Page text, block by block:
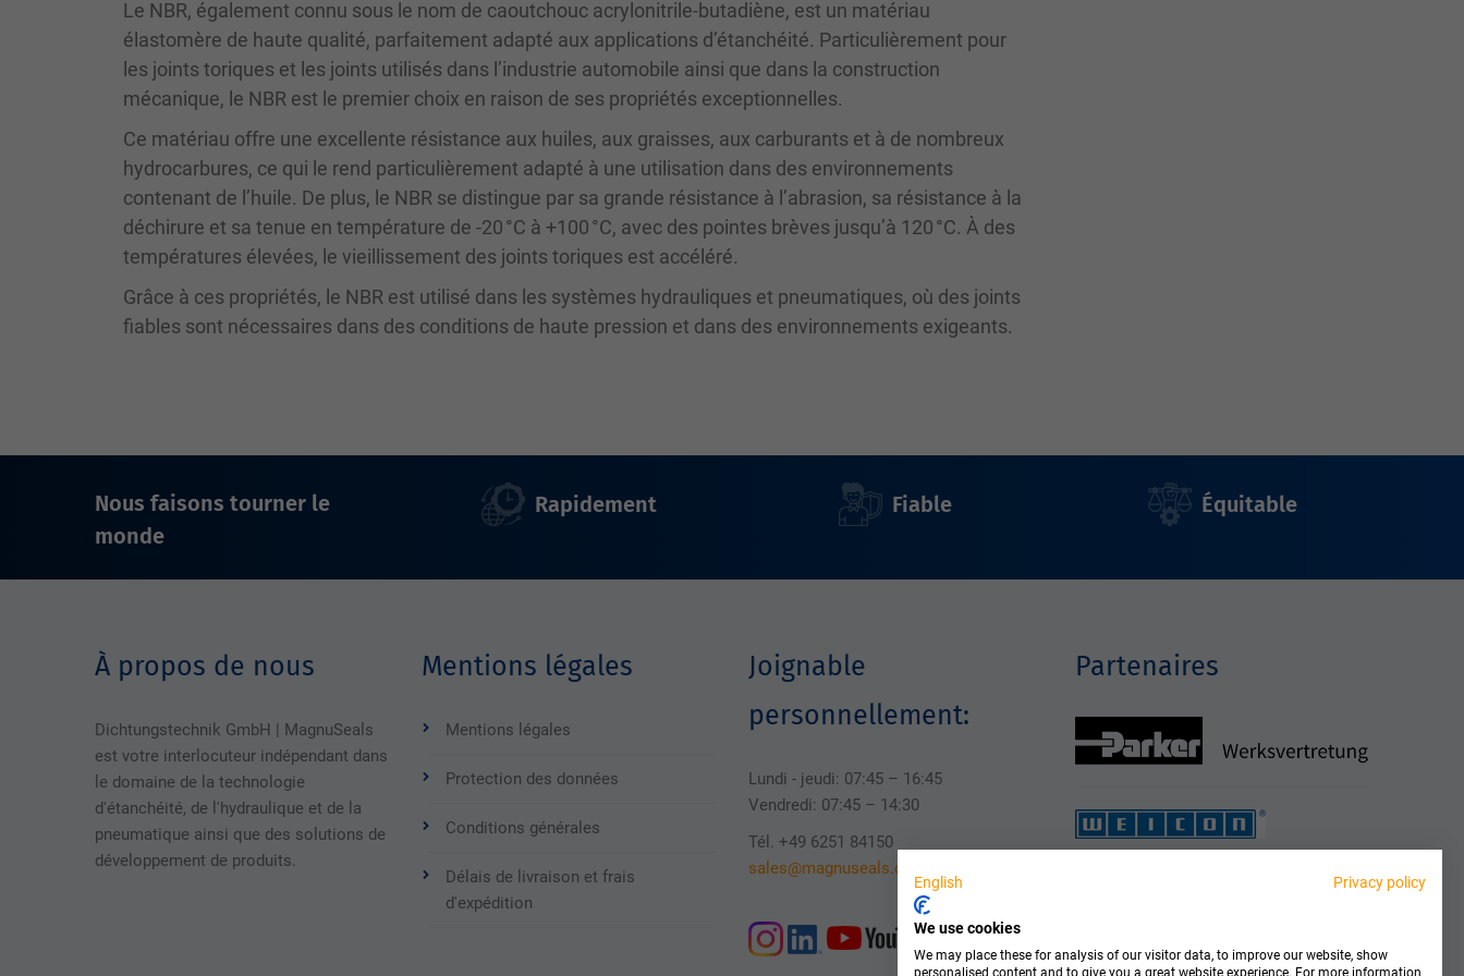
Le NBR, également connu sous le nom de caoutchouc acrylonitrile-butadiène, est un matériau
élastomère de haute qualité, parfaitement adapté aux applications d’étanchéité. Particulièrement pour
les joints toriques et les joints utilisés dans l’industrie automobile ainsi que dans la construction
mécanique, le NBR est le premier choix en raison de ses propriétés exceptionnelles.
Ce matériau offre une excellente résistance aux huiles, aux graisses, aux carburants et à de nombreux
hydrocarbures, ce qui le rend particulièrement adapté à une utilisation dans des environnements
contenant de l’huile. De plus, le NBR se distingue par sa grande résistance à l’abrasion, sa résistance à la
déchirure et sa tenue en température de -20 °C à +100 °C, avec des pointes brèves jusqu’à 120 °C. À des
températures élevées, le vieillissement des joints toriques est accéléré.
Grâce à ces propriétés, le NBR est utilisé dans les systèmes hydrauliques et pneumatiques, où des joints
fiables sont nécessaires dans des conditions de haute pression et dans des environnements exigeants.
Nous faisons tourner le
monde
Rapidement Fiable Équitable
À propos de nous
Dichtungstechnik GmbH | MagnuSeals
est votre interlocuteur indépendant dans
le domaine de la technologie
d'étanchéité, de l'hydraulique et de la
pneumatique ainsi que des solutions de
développement de produits.
Mentions légales
Mentions légales
Protection des données
Conditions générales
Délais de livraison et frais
d'expédition
Joignable
personnellement:
Lundi - jeudi: 07:45 – 16:45
Vendredi: 07:45 – 14:30
Tél. +49 6251 84150
sales@magnuseals.com
Partenaires
English Privacy policy
We use cookies
We may place these for analysis of our visitor data, to improve our website, show
personalised content and to give you a great website experience. For more information